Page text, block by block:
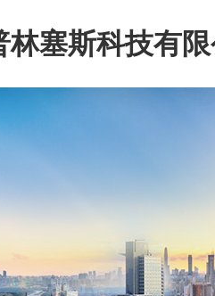
林塞斯科技有